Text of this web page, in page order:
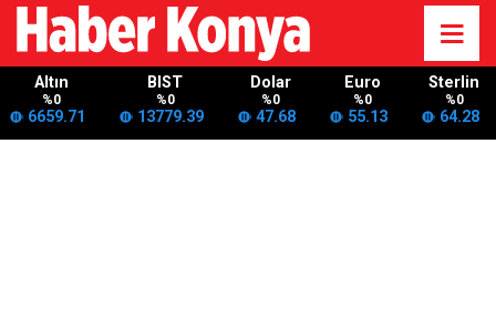
Altın
%0
6659.71
BIST
%0
13779.39
Dolar
%0
47.68
Euro
%0
55.13
Sterlin
%0
64.28